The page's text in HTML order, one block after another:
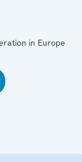
in Europe